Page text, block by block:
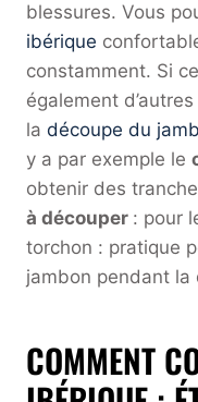
blessures. Vous
ibérique
constamment. Si
également
la découpe du
y a par exemple le
obtenir des
à découper : pour
torchon : pratique
jambon pendant la
COMMENT